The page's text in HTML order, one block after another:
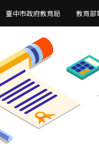
臺中市政府教育局 教育部